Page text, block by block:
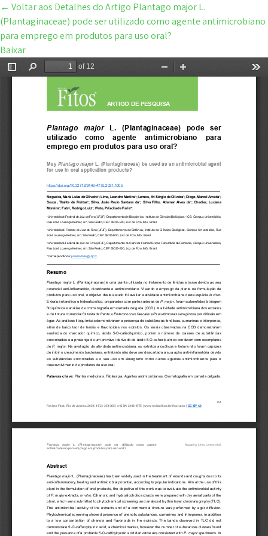
← Voltar aos Detalhes do Artigo Plantago major L.
(Plantaginaceae) pode ser utilizado como agente antimicrobiano
para emprego em produtos para uso oral?
Baixar